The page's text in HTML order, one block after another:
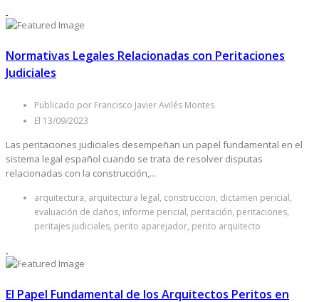
Normativas Legales Relacionadas con Peritaciones
Judiciales
Publicado por Francisco Javier Avilés Montes
El 13/09/2023
Las peritaciones judiciales desempeñan un papel fundamental en el
sistema legal español cuando se trata de resolver disputas
relacionadas con la construcción,...
arquitectura, arquitectura legal, construccion, dictamen pericial,
evaluación de daños, informe pericial, peritación, peritaciones,
peritajes judiciales, perito aparejador, perito arquitecto
El Papel Fundamental de los Arquitectos Peritos en